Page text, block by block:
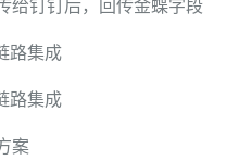
给钉钉后，回传金蝶字段
路集成
路集成
案